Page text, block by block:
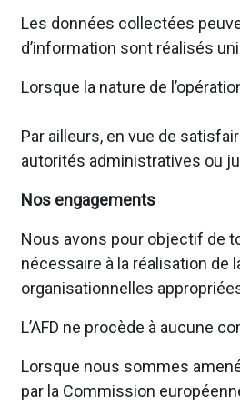
Les données collectées
d’information sont réalisés
Lorsque la nature de
Par ailleurs, en vue de
autorités administratives ou
Nos engagements
Nous avons pour objectif de
nécessaire à la réalisation
organisationnelles
L’AFD ne procède à aucune
Lorsque nous sommes
par la Commission